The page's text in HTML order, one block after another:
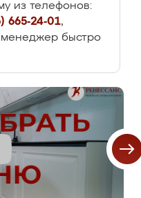
из телефонов:
665-24-01,
быстро